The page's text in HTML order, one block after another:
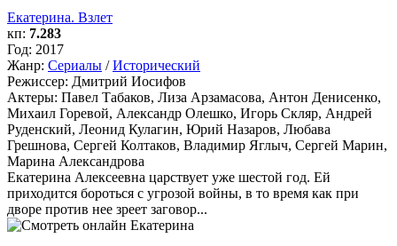
Екатерина. Взлет
кп: 7.283
Год: 2017
Жанр: Сериалы /Исторический
Режиссер: Дмитрий Иосифов
Актеры: Павел Табаков, Лиза Арзамасова, Антон Денисенко,
Михаил Горевой, Александр Олешко, Игорь Скляр, Андрей
Руденский, Леонид Кулагин, Юрий Назаров, Любава
Грешнова, Сергей Колтаков, Владимир Яглыч, Сергей Марин,
Марина Александрова
Екатерина Алексеевна царствует уже шестой год. Ей
приходится бороться с угрозой войны, в то время как при
дворе против нее зреет заговор...